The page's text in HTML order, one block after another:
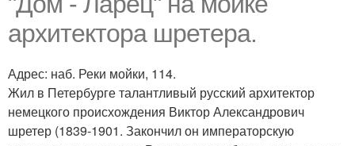
архитектора шретера.
Адрес: наб. Реки мойки, 114.
Жил в Петербурге талантливый русский архитектор
немецкого происхождения Виктор Александрович
шретер (1839-1901. Закончил он императорскую